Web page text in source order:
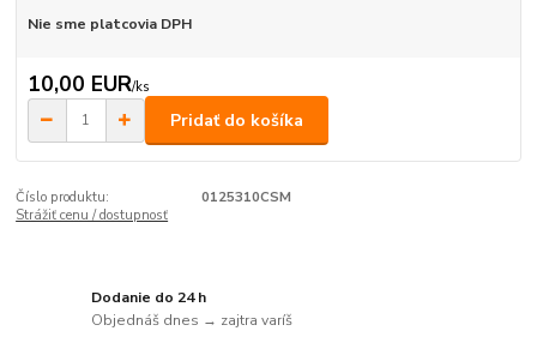
Nie sme platcovia DPH
10,00 EUR/ks
Pridať do košíka
Číslo produktu:
0125310CSM
Strážiť cenu / dostupnosť
Dodanie do 24 h
Objednáš dnes → zajtra varíš